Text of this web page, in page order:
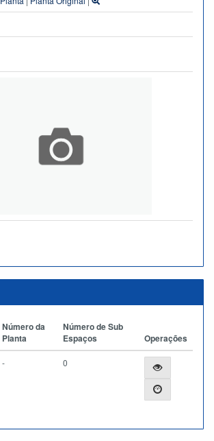
Número da
Planta
Número de Sub
Espaços
Operações
- 0